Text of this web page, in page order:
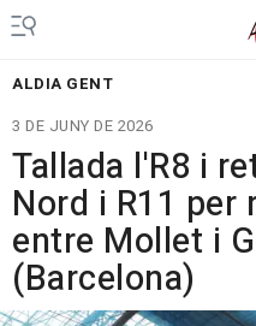
ALDIA GENT
3 DE JUNY DE 2026
Tallada l'R8 i
Nord i R11
entre Mollet i
(Barcelona)